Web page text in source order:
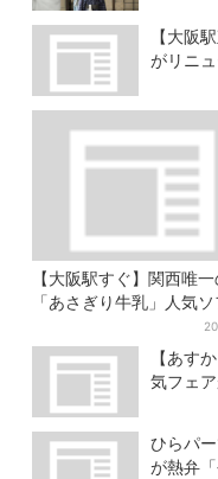
【大阪
がリニ
【大阪駅すぐ】関西唯
「あさぎり牛乳」人気ソ
クリームが進化…ここだ
新メニューも仲間入り
【あす
気フェ
ひらパ
が熱弁